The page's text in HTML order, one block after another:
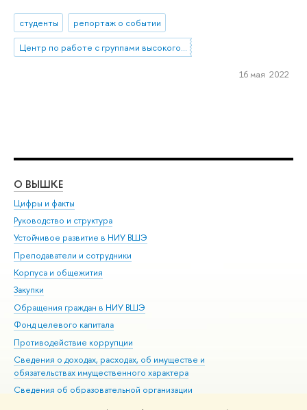
студенты
репортаж о событии
16 мая 2022
О ВЫШКЕ
Цифры и факты
Руководство и структура
Устойчивое развитие в НИУ ВШЭ
Преподаватели и сотрудники
Корпуса и общежития
Закупки
Обращения граждан в НИУ ВШЭ
Фонд целевого капитала
Противодействие коррупции
Сведения о доходах, расходах, об имуществе и
обязательствах имущественного характера
Сведения об образовательной организации
Людям с ограниченными возможностями здоровья